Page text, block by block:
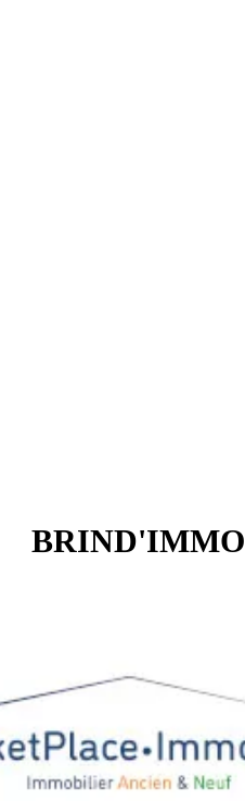
BRIND'IMMO